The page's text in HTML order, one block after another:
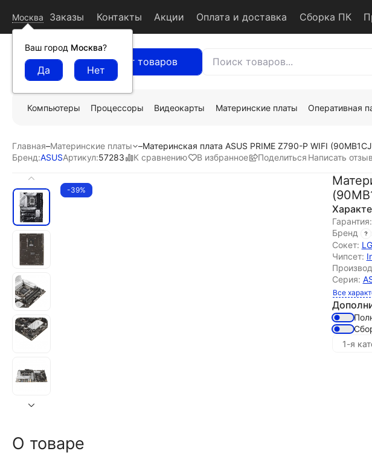
Москва
Ваш город Москва?
Заказы Контакты Акции Оплата и доставка Сборка ПК
Каталог товаров
Компьютеры Процессоры Видеокарты Материнские платы Оперативная
Главная–Материнские платы –Материнская плата ASUS PRIME Z790-P WIFI
Бренд:ASUSАртикул:57283 К сравнению В избранное Поделиться Написать отзыв
-39%
Гарантия:
Бренд
Сокет:
Чипсет:
Серия:
Все
О товаре